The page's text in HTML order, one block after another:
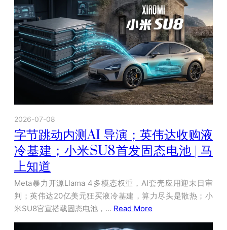
2026-07-08
字节跳动内测AI 导演；英伟达收购液
冷基建；小米SU8首发固态电池 | 马
上知道
Meta暴力开源Llama 4多模态权重，AI套壳应用迎末日审
判；英伟达20亿美元狂买液冷基建，算力尽头是散热；小
米SU8官宣搭载固态电池，… Read More